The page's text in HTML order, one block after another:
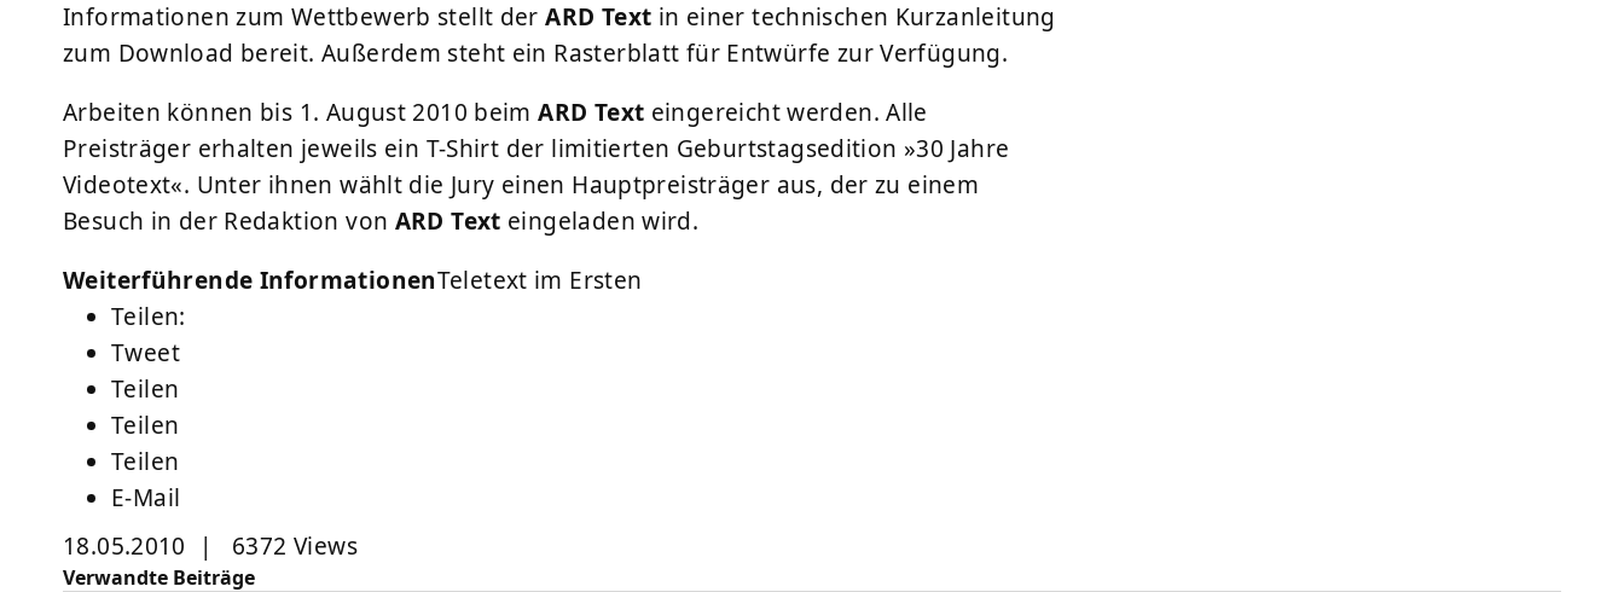
Informationen zum Wettbewerb stellt derARD Text in einer technischen Kurzanleitung
zum Download bereit. Außerdem steht ein Rasterblatt für Entwürfe zur Verfügung.
Arbeiten können bis 1. August 2010 beimARD Text eingereicht werden. Alle
Preisträger erhalten jeweils ein T-Shirt der limitierten Geburtstagsedition »30 Jahre
Videotext«. Unter ihnen wählt die Jury einen Hauptpreisträger aus, der zu einem
Besuch in der Redaktion von ARD Text eingeladen wird.
Weiterführende InformationenTeletext im Ersten
Teilen:
Tweet
Teilen
Teilen
Teilen
E-Mail
18.05.2010 | 6372 Views
Verwandte Beiträge